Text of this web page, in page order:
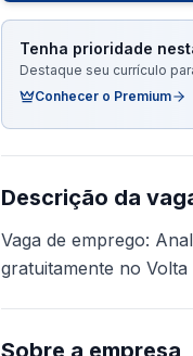
Tenha prioridade
Destaque seu currículo
Conhecer o Premium
Descrição da
Vaga de emprego:
gratuitamente no Volta
Sobre a empresa